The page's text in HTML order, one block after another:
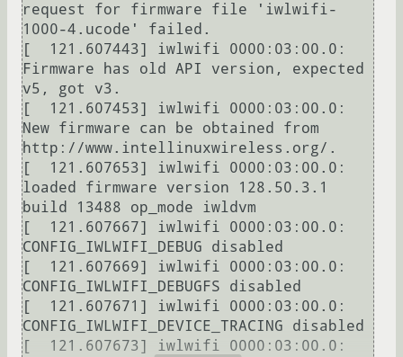
request for firmware file 'iwlwifi-
1000-4.ucode' failed.
[  121.607443] iwlwifi 0000:03:00.0:
Firmware has old API version, expected
v5, got v3.
[  121.607453] iwlwifi 0000:03:00.0:
New firmware can be obtained from
http://www.intellinuxwireless.org/.
[  121.607653] iwlwifi 0000:03:00.0:
loaded firmware version 128.50.3.1
build 13488 op_mode iwldvm
[  121.607667] iwlwifi 0000:03:00.0:
CONFIG_IWLWIFI_DEBUG disabled
[  121.607669] iwlwifi 0000:03:00.0:
CONFIG_IWLWIFI_DEBUGFS disabled
[  121.607671] iwlwifi 0000:03:00.0:
CONFIG_IWLWIFI_DEVICE_TRACING disabled
[  121.607673] iwlwifi 0000:03:00.0: